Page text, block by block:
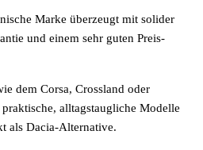
Marke überzeugt mit solider
und einem sehr guten Preis-
dem Corsa, Crossland oder
alltagstaugliche Modelle
als Dacia-Alternative.